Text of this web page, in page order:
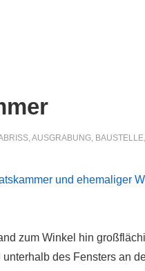
,AUSGRABUNG, BAUSTELLE,
und ehemaliger
zum Winkel hin
des Fensters an